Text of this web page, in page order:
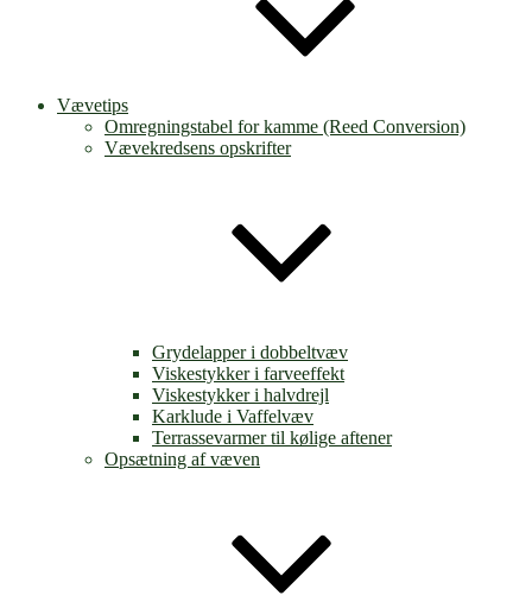
Vævetips
Omregningstabel for kamme (Reed Conversion)
Vævekredsens opskrifter
Grydelapper i dobbeltvæv
Viskestykker i farveeffekt
Viskestykker i halvdrejl
Karklude i Vaffelvæv
Terrassevarmer til kølige aftener
Opsætning af væven